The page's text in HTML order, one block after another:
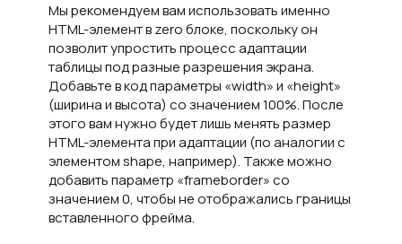
Мы рекомендуем вам использовать именно
HTML-элемент в zero блоке, поскольку он
позволит упростить процесс адаптации
таблицы под разные разрешения экрана.
Добавьте в код параметры «width» и «height»
(ширина и высота) со значением 100%. После
этого вам нужно будет лишь менять размер
HTML-элемента при адаптации (по аналогии с
элементом shape, например). Также можно
добавить параметр «frameborder» со
значением 0, чтобы не отображались границы
вставленного фрейма.